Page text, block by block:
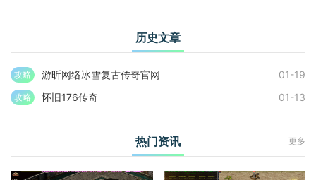
历史文章
攻略 游昕网络冰雪复古传奇官网 01-19
攻略 怀旧176传奇 01-13
热门资讯 更多